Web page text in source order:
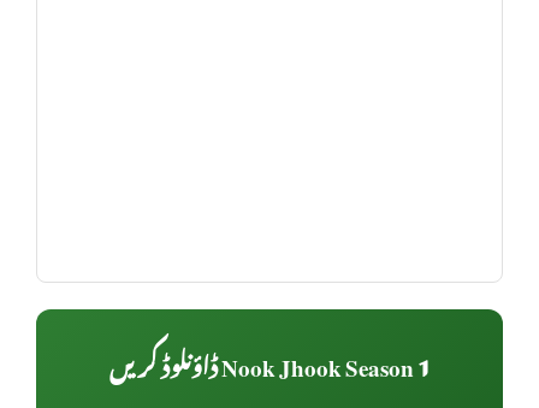
Nook Jhook Season 1 ڈاؤنلوڈ کریں